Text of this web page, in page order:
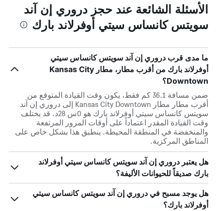
الأسئلة الشائعة عند حجز دروري إن آند
سويتس كانساس سيتي أوفرلاند بارك
ما مدى قرب دروري إن آند سويتس كانساس سيتي
أوفرلاند بارك من أقرب مطار، مطار Kansas City
Downtown؟
ضمن مسافة 36.1 كم فقط، يكون وقت القيادة المتوقع من
أقرب مطار مطار Kansas City Downtown إلى دروري إن آند
سويتس كانساس سيتي أوفرلاند بارك هو 0س 28د. قد يختلف
وقت القيادة المقدر اعتماداً على أوقات المرور المرتفعة
والمنخفضة في المنطقة المحيطة. ينطبق هذا بشكل خاص على
المناطق المركزية.
هل يعتبر دروري إن آند سويتس كانساس سيتي أوفرلاند
بارك صديقاً للحيوانات الأليفة؟
هل يوجد مسبح في دروري إن آند سويتس كانساس سيتي
أوفرلاند بارك؟